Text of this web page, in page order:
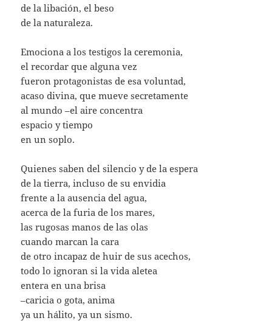
de la libación, el beso
de la naturaleza.
Emociona a los testigos la ceremonia,
el recordar que alguna vez
fueron protagonistas de esa voluntad,
acaso divina, que mueve secretamente
al mundo –el aire concentra
espacio y tiempo
en un soplo.
Quienes saben del silencio y de la espera
de la tierra, incluso de su envidia
frente a la ausencia del agua,
acerca de la furia de los mares,
las rugosas manos de las olas
cuando marcan la cara
de otro incapaz de huir de sus acechos,
todo lo ignoran si la vida aletea
entera en una brisa
–caricia o gota, anima
ya un hálito, ya un sismo.